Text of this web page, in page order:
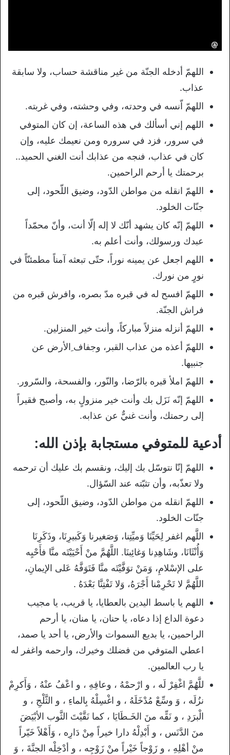
اللهمّ أدخله الجنّة من غير مناقشة حساب، ولا سابقة
عذاب.
اللهمّ اّنسه في وحدته، وفي وحشته، وفي غربته.
اللهم إني أسألك في هذه الساعة، إن كان المتوفي
في سرور، فزد في سروره ومن نعيمك عليه، وإن
كان في عذاب، فنجه من عذابك أنت الغني الحميد..
برحمتك يا أرحم الراحمين.
اللهمّ انقله من مواطن الدّود، وضيق اللّحود، إلى
جنّات الخلود.
اللهمّ إنّه كان يشهد أنّك لا إله إلّا أنت، وأنّ محمّداً
عبدك ورسولك، وأنت أعلم به.
اللهم اجعل عن يمينه نوراً، حتّى تبعثه آمناً مطمئنّاً في
نورٍ من نورك.
اللهمّ افسح له في قبره مدّ بصره، وافرش قبره من
فراش الجنّة.
اللهمّ أنزله منزلاً مباركاً، وأنت خير المنزلين.
اللهمّ أعذه من عذاب القبر، وجفاف ِالأرض عن
جنبيها.
اللهمّ املأ قبره بالرّضا، والنّور، والفسحة، والسّرور.
اللهمّ إنّه نَزَل بك وأنت خير منزولٍ به، وأصبح فقيراً
إلى رحمتك، وأنت غنيٌّ عن عذابه.
أدعية للمتوفي مستجابة بإذن الله:
اللهمّ إنّا نتوسّل بك إليك، ونقسم بك عليك أن ترحمه
ولا تعذّبه، وأن تثبّته عند السّؤال.
اللهمّ انقله من مواطن الدّود، وضيق اللّحود، إلى
جنّات الخلود.
اللَّهم اغفر لِحَيِّنَا وَميِّتِنا، وَصَغيرنا وَكَبيرِنَا، وذَكَرِنَا
وَأُنْثَانَا، وشَاهِدِنا وَغائِبنَا. اللَّهُمَّ منْ أَحْيَيْتَه منَّا فأَحْيِه
على الإسْلامِ، وَمَنْ توَفَّيْتَه منَّا فَتَوَفَّهُ عَلى الإيمانِ،
اللَّهُمَّ لا تَحْرِمْنا أَجْرَهُ، وَلا تَفْتِنَّا بَعْدَهُ .
اللهم يا باسط اليدين بالعطايا، يا قريب، يا مجيب
دعوة الداع إذا دعاه، يا حنان، يا منان، يا أرحم
الراحمين، يا بديع السموات والأرض، يا أحد يا صمد،
اعطي المتوفي من فضلك وخيرك، وارحمه واغفر له
يا رب العالمين.
للَّهُمَّ اغْفِرْ لَه ، و ارْحمْهُ ، وعافِهِ ، و اعْفُ عنْهُ ، وَأَكرِمْ
نزُلَه ، وَ وسِّعْ مُدْخَلَهُ ، و اغْسِلْهُ بِالماءِ ، و الثَّلْجِ ، و
الْبرَدِ ، و نَقِّه منَ الخَـطَايَا ، كما نَقَّيْتَ الثَّوب الأبْيَضَ
منَ الدَّنَس ، و أَبْدِلْهُ دارا خيراً مِنْ دَارِه ، وَأَهْلاً خَيّراً
منْ أهْلِهِ ، و زَوْجاً خَيْراً منْ زَوْجِه ، و أدْخِلْه الجنَّةَ ، وَ